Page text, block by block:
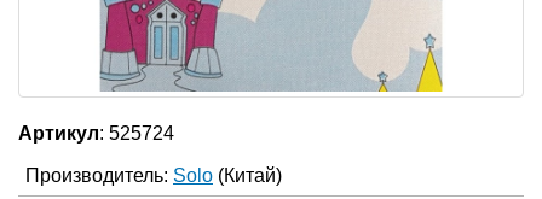
Артикул: 525724
Производитель: Solo (Китай)